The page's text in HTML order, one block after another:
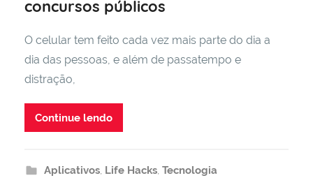
concursos públicos
O celular tem feito cada vez mais parte do dia a
dia das pessoas, e além de passatempo e
distração,
Continue lendo
Aplicativos, Life Hacks, Tecnologia